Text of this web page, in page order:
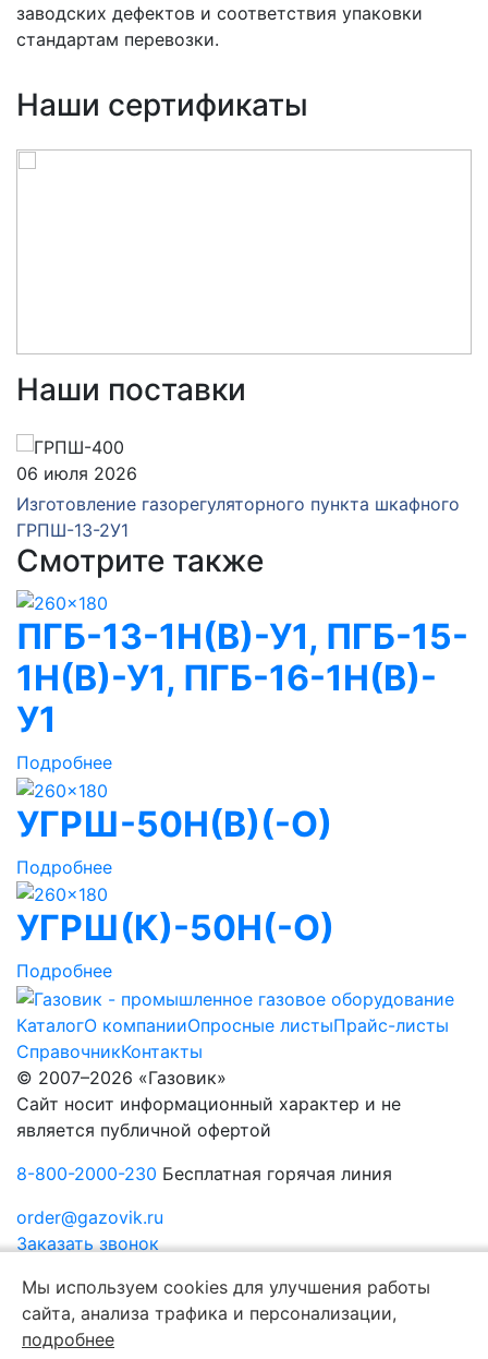
заводских дефектов и соответствия упаковки
стандартам перевозки.
Наши сертификаты
Наши поставки
06 июля 2026
Изготовление газорегуляторного пункта шкафного
ГРПШ-13-2У1
Смотрите также
ПГБ-13-1Н(В)-У1, ПГБ-15-
1Н(В)-У1, ПГБ-16-1Н(В)-
У1
Подробнее
УГРШ-50Н(В)(-О)
Подробнее
УГРШ(К)-50Н(-О)
Подробнее
КаталогО компанииОпросные листыПрайс-листы
СправочникКонтакты
© 2007–2026 «Газовик»
Сайт носит информационный характер и не
является публичной офертой
8-800-2000-230 Бесплатная горячая линия
order@gazovik.ru
Заказать звонок
Мы используем cookies для улучшения работы
сайта, анализа трафика и персонализации,
подробнее